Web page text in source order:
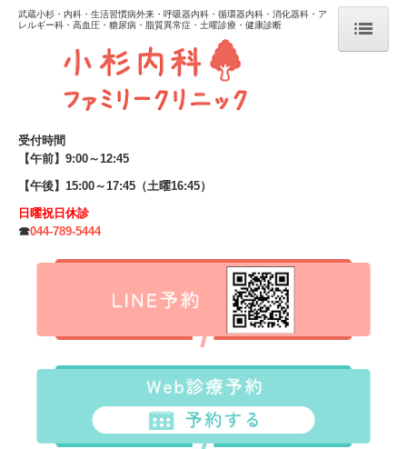
ホーム
初診の方へ
当院のご案内
ドクター紹介
メタボリックシンドローム
武蔵小杉・内科・生活習慣病外来・呼吸器内科・循環器内科・消化器科・ア
レルギー科・高血圧・糖尿病・脂質異常症・土曜診療・健康診断
受付時間
【午前】9:00～12:45
【午後】15:00～17:45（土曜16:45）
日曜祝日休診
☎044-789-5444